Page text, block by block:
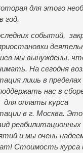
для этого
год.
событий,
мы вынуждены,
На сегодня
лишь в пределах
нас в
для оплаты курса
в г. Москва.
реабилитационных
и мы очень
Стоимость курса